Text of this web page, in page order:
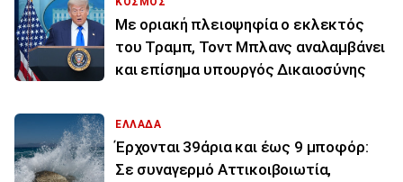
Με οριακή πλειοψηφία ο εκλεκτός
του Τραμπ, Τοντ Μπλανς αναλαμβάνει
και επίσημα υπουργός Δικαιοσύνης
ΕΛΛΑΔΑ
Έρχονται 39άρια και έως 9 μποφόρ:
Σε συναγερμό Αττικοιβοιωτία,